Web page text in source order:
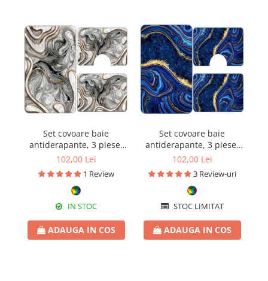
Set covoare baie
antiderapante, 3 piese,
model abstract gri cu
accente aurii
102,00 Lei
1 Review
IN STOC
ADAUGA IN COS
Set covoare baie
antiderapante, 3 piese,
model abstract cu
accente aurii
102,00 Lei
3 Review-uri
STOC LIMITAT
ADAUGA IN COS